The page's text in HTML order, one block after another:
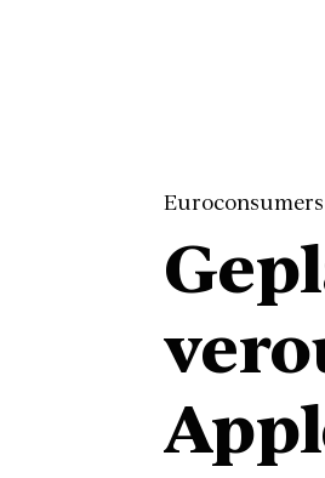
Euroconsumers